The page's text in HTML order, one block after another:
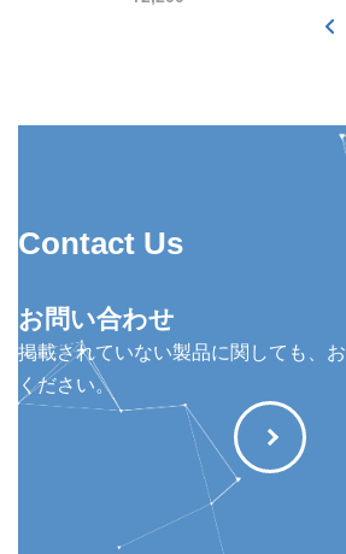
Contact Us
お問い合わせ
掲載されていない製品に関しても、
ください。